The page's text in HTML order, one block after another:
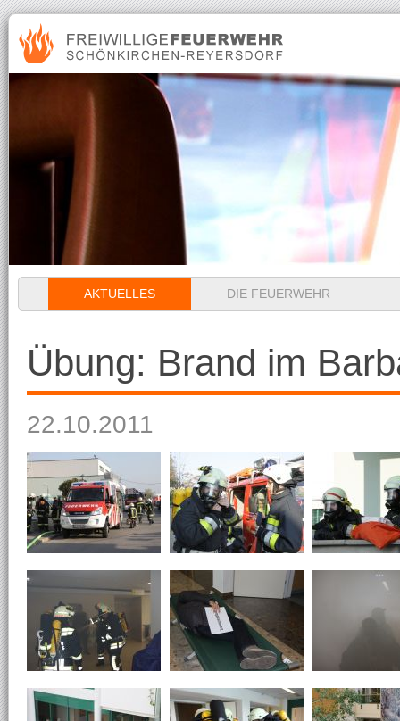
Navigation
AKTUELLES DIE FEUERWEHR
Übung: Brand im
22.10.2011